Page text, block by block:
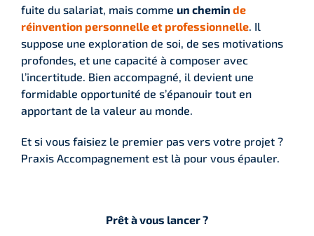
fuite du salariat, mais comme un chemin de
réinvention personnelle et professionnelle . Il
suppose une exploration de soi, de ses motivations
profondes, et une capacité à composer avec
l’incertitude. Bien accompagné, il devient une
formidable opportunité de s’épanouir tout en
apportant de la valeur au monde.
Et si vous faisiez le premier pas vers votre projet ?
Praxis Accompagnement est là pour vous épauler.
Prêt à vous lancer ?